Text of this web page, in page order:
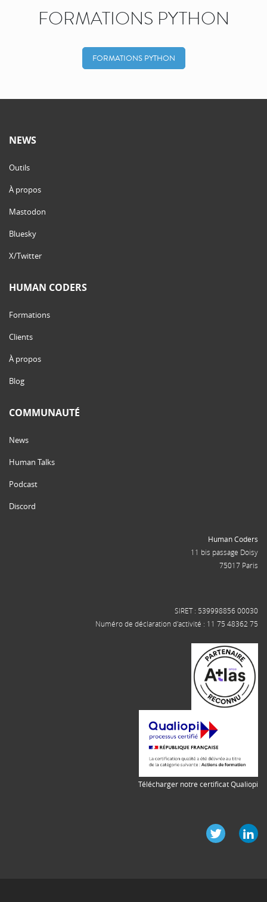
FORMATIONS PYTHON
FORMATIONS PYTHON
NEWS
Outils
À propos
Mastodon
Bluesky
X/Twitter
HUMAN CODERS
Formations
Clients
À propos
Blog
COMMUNAUTÉ
News
Human Talks
Podcast
Discord
Human Coders
11 bis passage Doisy
75017 Paris
SIRET : 539998856 00030
Numéro de déclaration d'activité : 11 75 48362 75
Télécharger notre certificat Qualiopi